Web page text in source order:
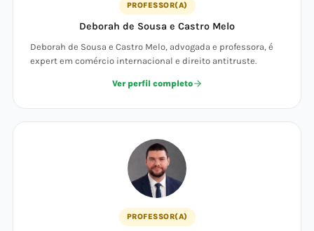
PROFESSOR(A)
Deborah de Sousa e Castro Melo
Deborah de Sousa e Castro Melo, advogada e professora, é
expert em comércio internacional e direito antitruste.
Ver perfil completo
PROFESSOR(A)